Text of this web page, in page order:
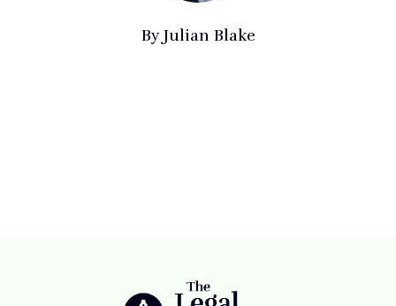
ByJulian Blake